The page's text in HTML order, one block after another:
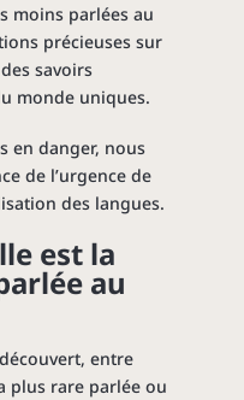
moins parlées au
précieuses sur
savoirs
monde uniques.
en danger, nous
de l’urgence de
des langues.
est la
au
entre
plus rare parlée ou